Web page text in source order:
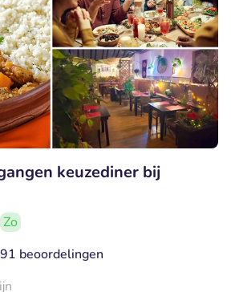
keuzediner bij
Zo
beoordelingen